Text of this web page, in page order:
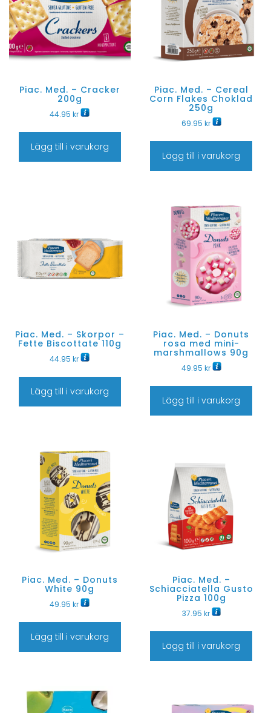
Piac. Med. – Cracker
200g
44.95kr
Lägg till i varukorg
Piac. Med. – Cereal
Corn Flakes Choklad
250g
69.95 kr
Lägg till i varukorg
Piac. Med. – Skorpor –
Fette Biscottate 110g
44.95kr
Lägg till i varukorg
Piac. Med. – Donuts
rosa med mini-
marshmallows 90g
49.95 kr
Lägg till i varukorg
Piac. Med. – Donuts
White 90g
49.95kr
Lägg till i varukorg
Piac. Med. –
Schiacciatella Gusto
Pizza 100g
37.95 kr
Lägg till i varukorg